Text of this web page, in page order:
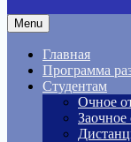
Menu
Главная
Программа
Студентам
Очное
Заочное